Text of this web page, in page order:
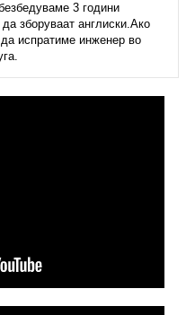
3 години
зборуваат англиски.Ако
испратиме инженер во